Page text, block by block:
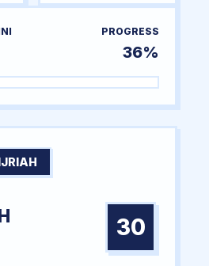
PROGRESS
36%
30